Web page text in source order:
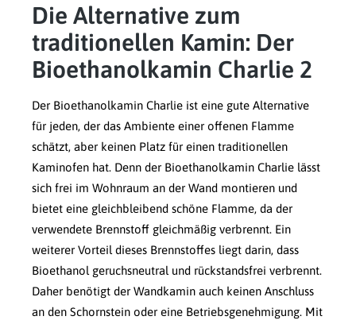
Die Alternative zum
traditionellen Kamin: Der
Bioethanolkamin Charlie 2
Der Bioethanolkamin Charlie ist eine gute Alternative
für jeden, der das Ambiente einer offenen Flamme
schätzt, aber keinen Platz für einen traditionellen
Kaminofen hat. Denn der Bioethanolkamin Charlie lässt
sich frei im Wohnraum an der Wand montieren und
bietet eine gleichbleibend schöne Flamme, da der
verwendete Brennstoff gleichmäßig verbrennt. Ein
weiterer Vorteil dieses Brennstoffes liegt darin, dass
Bioethanol geruchsneutral und rückstandsfrei verbrennt.
Daher benötigt der Wandkamin auch keinen Anschluss
an den Schornstein oder eine Betriebsgenehmigung. Mit